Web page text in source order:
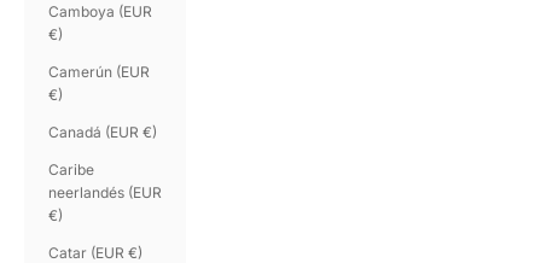
Camboya (EUR
€)
Camerún (EUR
€)
Canadá (EUR €)
Caribe
neerlandés (EUR
€)
Catar (EUR €)